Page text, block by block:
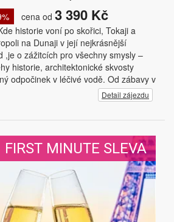
cena od 3 390 Kč
historie voní po skořici, Tokaji a
na Dunaji v její nejkrásnější
,je o zážitcích pro všechny smysly –
historie, architektonické skvosty
odpočinek v léčivé vodě. Od zábavy v
Detail zájezdu
FIRST MINUTE SLEVA